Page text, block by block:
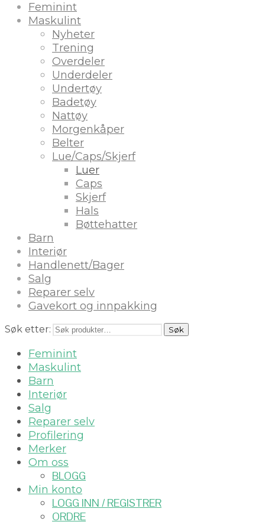
Feminint
Maskulint
Nyheter
Trening
Overdeler
Underdeler
Undertøy
Badetøy
Nattøy
Morgenkåper
Belter
Lue/Caps/Skjerf
Luer
Caps
Skjerf
Hals
Bøttehatter
Barn
Interiør
Handlenett/Bager
Salg
Reparer selv
Gavekort og innpakking
Søk etter: Søk
Feminint
Maskulint
Barn
Interiør
Salg
Reparer selv
Profilering
Merker
Om oss
BLOGG
Min konto
LOGG INN / REGISTRER
ORDRE